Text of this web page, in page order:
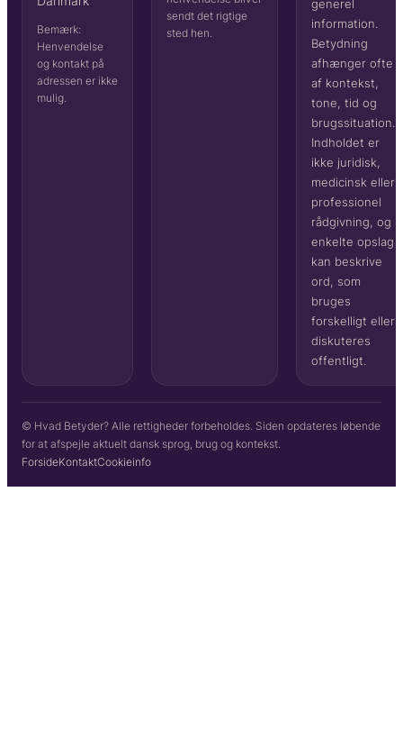
Bemærk:
Henvendelse
og kontakt på
adressen er ikke
mulig.
sendt det rigtige
sted hen.
generel
information.
Betydning
afhænger ofte
af kontekst,
tone, tid og
brugssituation.
Indholdet er
ikke juridisk,
medicinsk eller
professionel
rådgivning, og
enkelte opslag
kan beskrive
ord, som
bruges
forskelligt eller
diskuteres
offentligt.
© Hvad Betyder? Alle rettigheder forbeholdes. Siden opdateres løbende
for at afspejle aktuelt dansk sprog, brug og kontekst.
ForsideKontaktCookieinfo